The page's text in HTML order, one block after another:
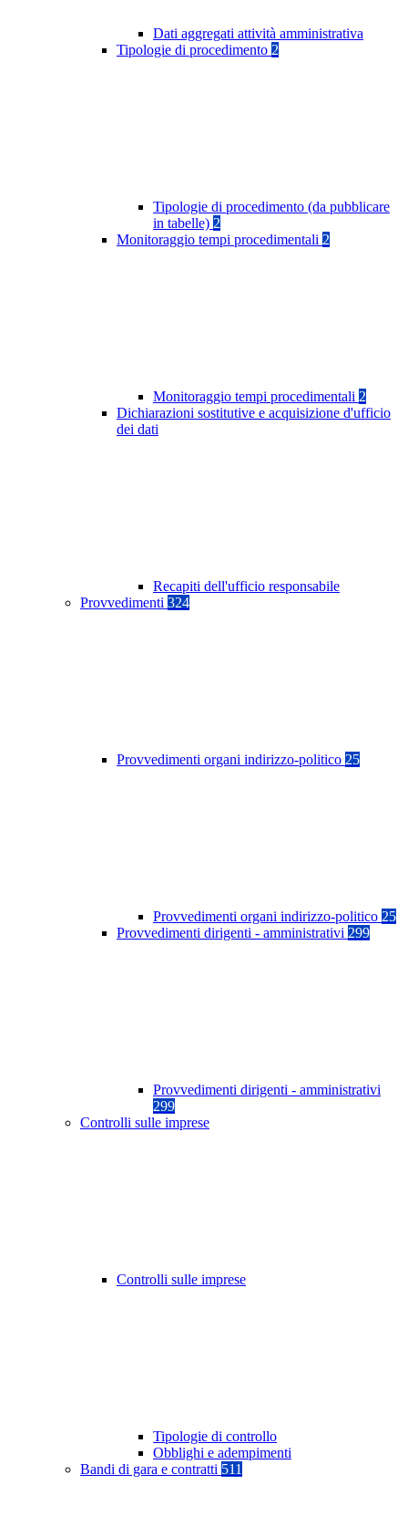
Dati aggregati attività amministrativa
Tipologie di procedimento 2
Tipologie di procedimento (da pubblicare
in tabelle) 2
Monitoraggio tempi procedimentali 2
Monitoraggio tempi procedimentali 2
Dichiarazioni sostitutive e acquisizione d'ufficio
dei dati
Recapiti dell'ufficio responsabile
Provvedimenti 324
Provvedimenti organi indirizzo-politico 25
Provvedimenti organi indirizzo-politico 25
Provvedimenti dirigenti - amministrativi 299
Provvedimenti dirigenti - amministrativi
299
Controlli sulle imprese
Controlli sulle imprese
Tipologie di controllo
Obblighi e adempimenti
Bandi di gara e contratti 511